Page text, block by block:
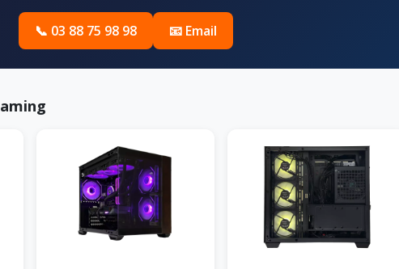
📞 03 88 75 98 98 📧 Email